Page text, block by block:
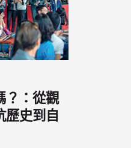
？：從觀
歷史到自